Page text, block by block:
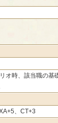
オ時、該当職の基
、CT+3